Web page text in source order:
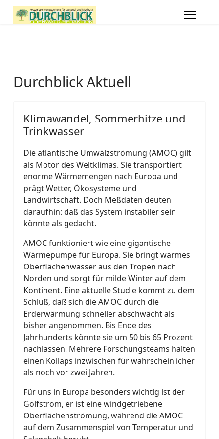
Durchblick Aktuell
Klimawandel, Sommerhitze und
Trinkwasser
Die atlantische Umwälzströmung (AMOC) gilt
als Motor des Weltklimas. Sie transportiert
enorme Wärmemengen nach Europa und
prägt Wetter, Ökosysteme und
Landwirtschaft. Doch Meßdaten deuten
daraufhin: daß das System instabiler sein
könnte als gedacht.
AMOC funktioniert wie eine gigantische
Wärmepumpe für Europa. Sie bringt warmes
Oberflächenwasser aus den Tropen nach
Norden und sorgt für milde Winter auf dem
Kontinent. Eine aktuelle Studie kommt zu dem
Schluß, daß sich die AMOC durch die
Erderwärmung schneller abschwächt als
bisher angenommen. Bis Ende des
Jahrhunderts könnte sie um 50 bis 65 Prozent
nachlassen. Mehrere Forschungsteams halten
einen Kollaps inzwischen für wahrscheinlicher
als noch vor zwei Jahren.
Für uns in Europa besonders wichtig ist der
Golfstrom, er ist eine windgetriebene
Oberflächenströmung, während die AMOC
auf dem Zusammenspiel von Temperatur und